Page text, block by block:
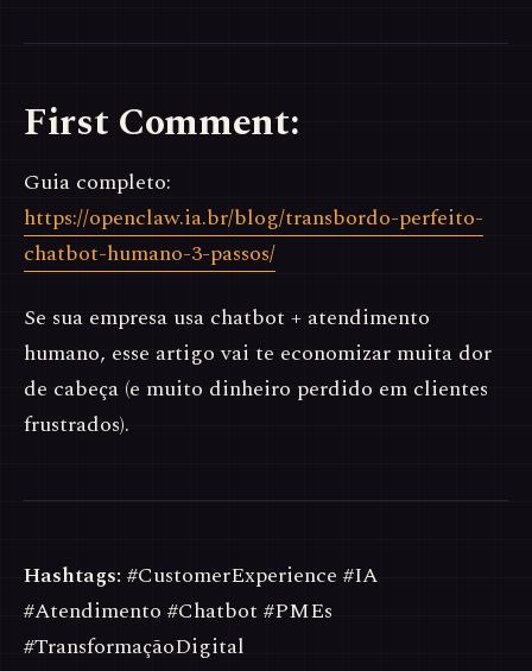
First Comment:
Guia completo:
https://openclaw.ia.br/blog/transbordo-perfeito-
chatbot-humano-3-passos/
Se sua empresa usa chatbot + atendimento
humano, esse artigo vai te economizar muita dor
de cabeça (e muito dinheiro perdido em clientes
frustrados).
Hashtags: #CustomerExperience #IA
#Atendimento #Chatbot #PMEs
#TransformaçãoDigital